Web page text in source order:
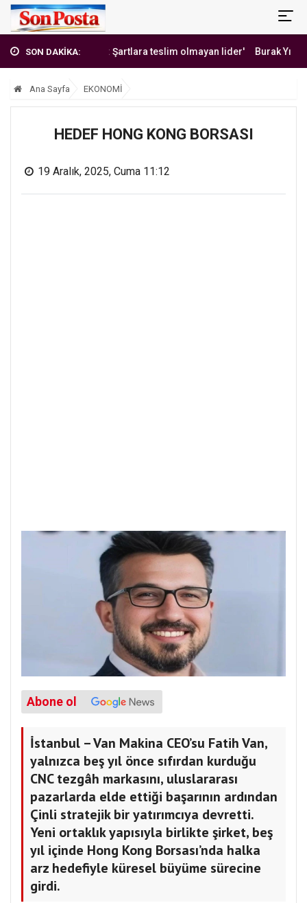
SON DAKİKA:
'Erbakan Hoca: Şartlara teslim olmayan lider' Burak
Ana Sayfa EKONOMİ
HEDEF HONG KONG BORSASI
19 Aralık, 2025, Cuma 11:12
Abone ol
İstanbul – Van Makina CEO’su Fatih Van,
yalnızca beş yıl önce sıfırdan kurduğu
CNC tezgâh markasını, uluslararası
pazarlarda elde ettiği başarının ardından
Çinli stratejik bir yatırımcıya devretti.
Yeni ortaklık yapısıyla birlikte şirket, beş
yıl içinde Hong Kong Borsası’nda halka
arz hedefiyle küresel büyüme sürecine
girdi.